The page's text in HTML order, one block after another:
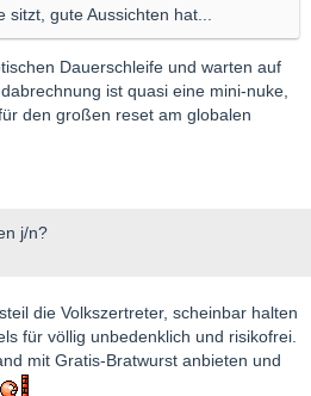
sitzt, gute Aussichten hat...
Dauerschleife und warten auf
ist quasi eine mini-nuke,
den großen reset am globalen
j/n?
die Volkszertreter, scheinbar halten
für völlig unbedenklich und risikofrei.
mit Gratis-Bratwurst anbieten und